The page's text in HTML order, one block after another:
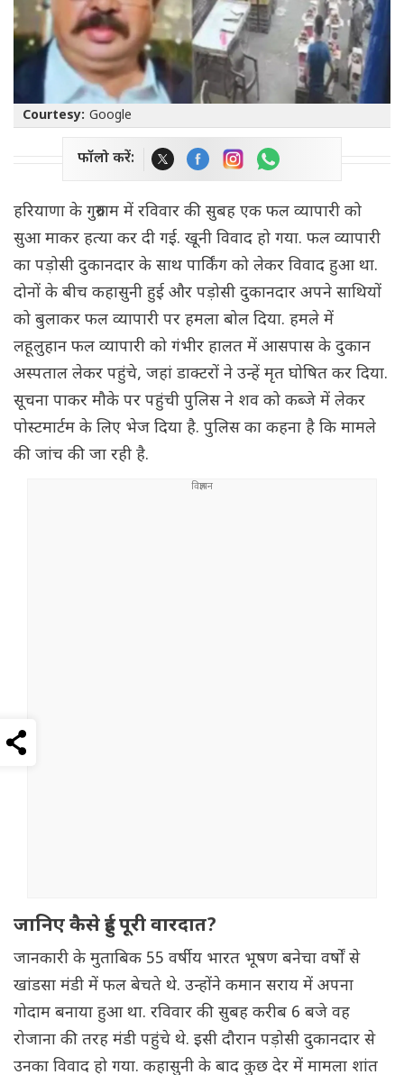
Courtesy: Google
फॉलो करें:
हरियाणा के गुरुग्राम में रविवार की सुबह एक फल व्यापारी को
सुआ माकर हत्या कर दी गई. खूनी विवाद हो गया. फल व्यापारी
का पड़ोसी दुकानदार के साथ पार्किंग को लेकर विवाद हुआ था.
दोनों के बीच कहासुनी हुई और पड़ोसी दुकानदार अपने साथियों
को बुलाकर फल व्यापारी पर हमला बोल दिया. हमले में
लहूलुहान फल व्यापारी को गंभीर हालत में आसपास के दुकान
अस्पताल लेकर पहुंचे, जहां डाक्टरों ने उन्हें मृत घोषित कर दिया.
सूचना पाकर मौके पर पहुंची पुलिस ने शव को कब्जे में लेकर
पोस्टमार्टम के लिए भेज दिया है. पुलिस का कहना है कि मामले
की जांच की जा रही है.
जानिए कैसे हुई पूरी वारदात?
जानकारी के मुताबिक 55 वर्षीय भारत भूषण बनेचा वर्षों से
खांडसा मंडी में फल बेचते थे. उन्होंने कमान सराय में अपना
गोदाम बनाया हुआ था. रविवार की सुबह करीब 6 बजे वह
रोजाना की तरह मंडी पहुंचे थे. इसी दौरान पड़ोसी दुकानदार से
उनका विवाद हो गया. कहासुनी के बाद कुछ देर में मामला शांत